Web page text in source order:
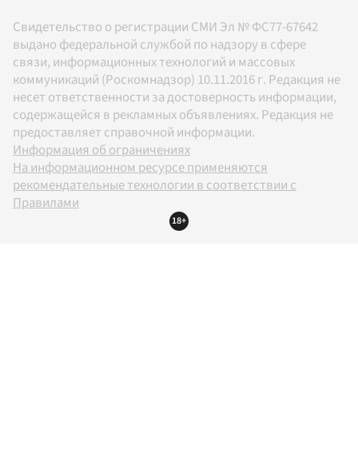
Свидетельство о регистрации СМИ Эл № ФС77-67642
выдано федеральной службой по надзору в сфере
связи, информационных технологий и массовых
коммуникаций (Роскомнадзор) 10.11.2016 г. Редакция не
несет ответственности за достоверность информации,
содержащейся в рекламных объявлениях. Редакция не
предоставляет справочной информации.
Информация об ограничениях
На информационном ресурсе применяются
рекомендательные технологии в соответствии с
Правилами
18+